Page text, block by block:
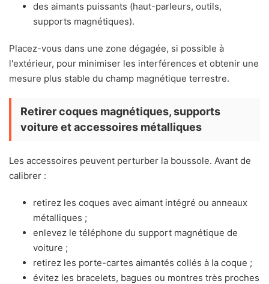
des aimants puissants (haut-parleurs, outils,
supports magnétiques).
Placez-vous dans une zone dégagée, si possible à
l'extérieur, pour minimiser les interférences et obtenir une
mesure plus stable du champ magnétique terrestre.
Retirer coques magnétiques, supports
voiture et accessoires métalliques
Les accessoires peuvent perturber la boussole. Avant de
calibrer :
retirez les coques avec aimant intégré ou anneaux
métalliques ;
enlevez le téléphone du support magnétique de
voiture ;
retirez les porte-cartes aimantés collés à la coque ;
évitez les bracelets, bagues ou montres très proches